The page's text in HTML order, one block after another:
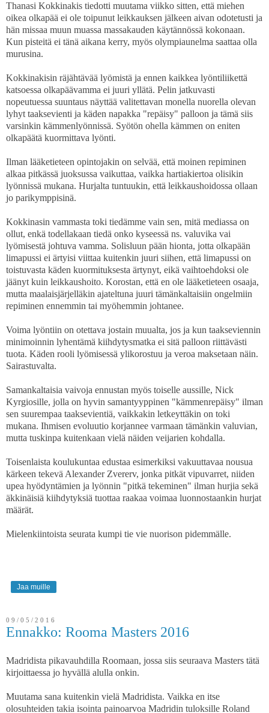
Thanasi Kokkinakis tiedotti muutama viikko sitten, että miehen
oikea olkapää ei ole toipunut leikkauksen jälkeen aivan odotetusti ja
hän missaa muun muassa massakauden käytännössä kokonaan.
Kun pisteitä ei tänä aikana kerry, myös olympiaunelma saattaa olla
murusina.
Kokkinakisin räjähtävää lyömistä ja ennen kaikkea lyöntiliikettä
katsoessa olkapäävamma ei juuri yllätä. Pelin jatkuvasti
nopeutuessa suuntaus näyttää valitettavan monella nuorella olevan
lyhyt taaksevienti ja käden napakka "repäisy" palloon ja tämä siis
varsinkin kämmenlyönnissä. Syötön ohella kämmen on eniten
olkapäätä kuormittava lyönti.
Ilman lääketieteen opintojakin on selvää, että moinen repiminen
alkaa pitkässä juoksussa vaikuttaa, vaikka hartiakiertoa olisikin
lyönnissä mukana. Hurjalta tuntuukin, että leikkaushoidossa ollaan
jo parikymppisinä.
Kokkinasin vammasta toki tiedämme vain sen, mitä mediassa on
ollut, enkä todellakaan tiedä onko kyseessä ns. valuvika vai
lyömisestä johtuva vamma. Solisluun pään hionta, jotta olkapään
limapussi ei ärtyisi viittaa kuitenkin juuri siihen, että limapussi on
toistuvasta käden kuormituksesta ärtynyt, eikä vaihtoehdoksi ole
jäänyt kuin leikkaushoito. Korostan, että en ole lääketieteen osaaja,
mutta maalaisjärjelläkin ajateltuna juuri tämänkaltaisiin ongelmiin
repiminen ennemmin tai myöhemmin johtanee.
Voima lyöntiin on otettava jostain muualta, jos ja kun taakseviennin
minimoinnin lyhentämä kiihdytysmatka ei sitä palloon riittävästi
tuota. Käden rooli lyömisessä ylikorostuu ja veroa maksetaan näin.
Sairastuvalta.
Samankaltaisia vaivoja ennustan myös toiselle aussille, Nick
Kyrgiosille, jolla on hyvin samantyyppinen "kämmenrepäisy" ilman
sen suurempaa taaksevientiä, vaikkakin letkeyttäkin on toki
mukana. Ihmisen evoluutio korjannee varmaan tämänkin valuvian,
mutta tuskinpa kuitenkaan vielä näiden veijarien kohdalla.
Toisenlaista koulukuntaa edustaa esimerkiksi vakuuttavaa nousua
kärkeen tekevä Alexander Zvererv, jonka pitkät vipuvarret, niiden
upea hyödyntämien ja lyönnin "pitkä tekeminen" ilman hurjia sekä
äkkinäisiä kiihdytyksiä tuottaa raakaa voimaa luonnostaankin hurjat
määrät.
Mielenkiintoista seurata kumpi tie vie nuorison pidemmälle.
Jaa muille
09/05/2016
Ennakko: Rooma Masters 2016
Madridista pikavauhdilla Roomaan, jossa siis seuraava Masters tätä
kirjoittaessa jo hyvällä alulla onkin.
Muutama sana kuitenkin vielä Madridista. Vaikka en itse
olosuhteiden takia isointa painoarvoa Madridin tuloksille Roland